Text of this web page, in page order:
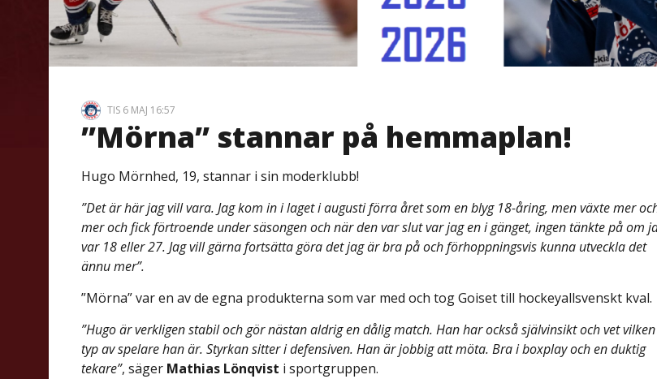
TIS 6 MAJ 16:57
”Mörna” stannar på hemmaplan!
Hugo Mörnhed, 19, stannar i sin moderklubb!
”Det är här jag vill vara. Jag kom in i laget i augusti förra året som en blyg 18-åring, men växte mer
mer och fick förtroende under säsongen och när den var slut var jag en i gänget, ingen tänkte på om
var 18 eller 27. Jag vill gärna fortsätta göra det jag är bra på och förhoppningsvis kunna utveckla det
ännu mer”.
”Mörna” var en av de egna produkterna som var med och tog Goiset till hockeyallsvenskt kval.
”Hugo är verkligen stabil och gör nästan aldrig en dålig match. Han har också självinsikt och vet vilken
typ av spelare han är. Styrkan sitter i defensiven. Han är jobbig att möta. Bra i boxplay och en duktig
tekare”, säger Mathias Lönqvist i sportgruppen.